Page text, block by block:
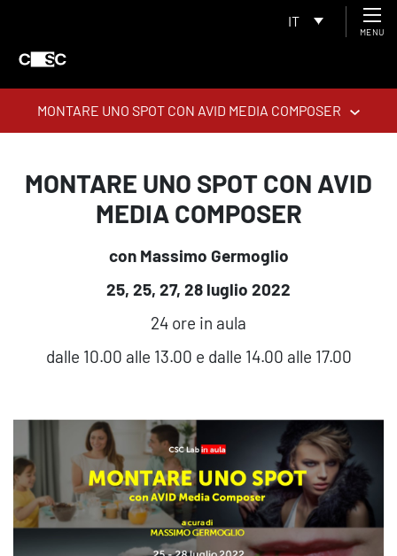
IT
MENU
MONTARE UNO SPOT CON AVID MEDIA COMPOSER
MONTARE UNO SPOT CON AVID
MEDIA COMPOSER
con Massimo Germoglio
25, 25, 27, 28 luglio 2022
24 ore in aula
dalle 10.00 alle 13.00 e dalle 14.00 alle 17.00